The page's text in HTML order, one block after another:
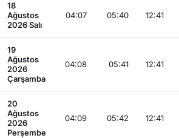
18
Ağustos
2026 Salı
04:07 05:40 12:41
19
Ağustos
2026
Çarşamba
04:08 05:41 12:41
20
Ağustos
2026
Perşembe
04:09 05:42 12:41